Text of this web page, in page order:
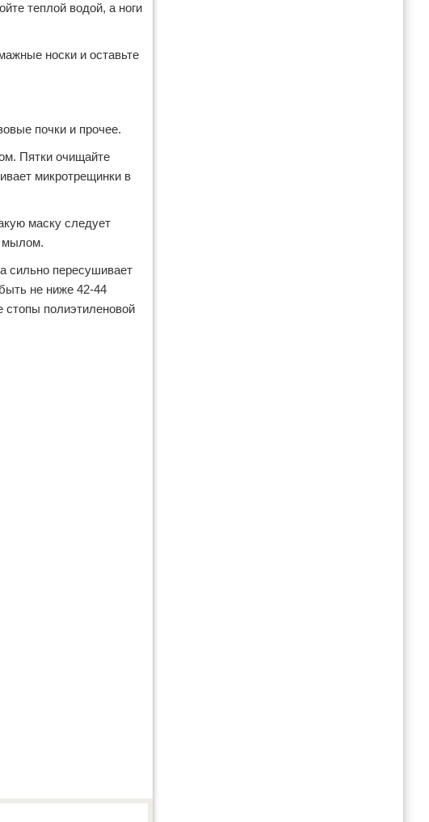
теплой водой, а ноги
носки и оставьте
почки и прочее.
Пятки очищайте
микротрещинки в
маску следует
мылом.
сильно пересушивает
не ниже 42-44
стопы полиэтиленовой